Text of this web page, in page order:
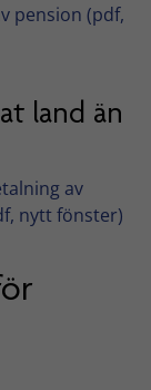
pension (pdf,
land än
av
nytt fönster)